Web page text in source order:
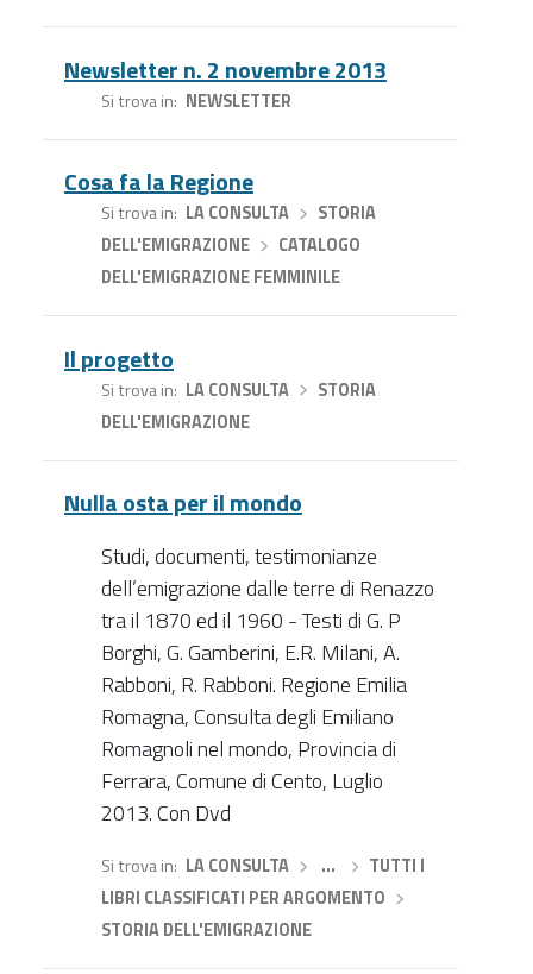
Newsletter n. 2 novembre 2013
Si trova in NEWSLETTER
Cosa fa la Regione
Si trova in LA CONSULTA›
STORIA
DELL'EMIGRAZIONE›
CATALOGO
DELL'EMIGRAZIONE FEMMINILE
Il progetto
Si trova in LA CONSULTA›
STORIA
DELL'EMIGRAZIONE
Nulla osta per il mondo
Studi, documenti, testimonianze
dell’emigrazione dalle terre di Renazzo
tra il 1870 ed il 1960 - Testi di G. P
Borghi, G. Gamberini, E.R. Milani, A.
Rabboni, R. Rabboni. Regione Emilia
Romagna, Consulta degli Emiliano
Romagnoli nel mondo, Provincia di
Ferrara, Comune di Cento, Luglio
2013. Con Dvd
Si trova in LA CONSULTA› …
TUTTI I
LIBRI CLASSIFICATI PER ARGOMENTO
STORIA DELL'EMIGRAZIONE